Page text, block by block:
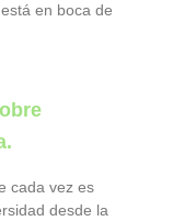
en boca de
cada vez es
desde la